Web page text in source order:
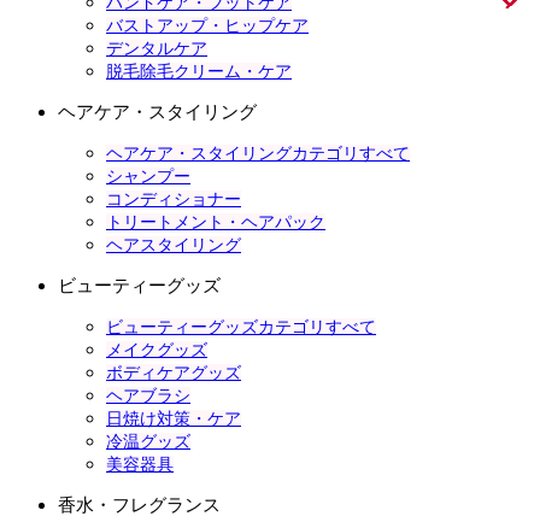
バストアップ・ヒップケア
デンタルケア
脱毛除毛クリーム・ケア
ヘアケア・スタイリング
ヘアケア・スタイリングカテゴリすべて
シャンプー
コンディショナー
トリートメント・ヘアパック
ヘアスタイリング
ビューティーグッズ
ビューティーグッズカテゴリすべて
メイクグッズ
ボディケアグッズ
ヘアブラシ
日焼け対策・ケア
冷温グッズ
美容器具
香水・フレグランス